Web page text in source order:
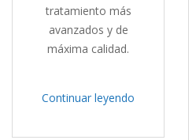
tratamiento más
avanzados y de
máxima calidad.
Continuar leyendo